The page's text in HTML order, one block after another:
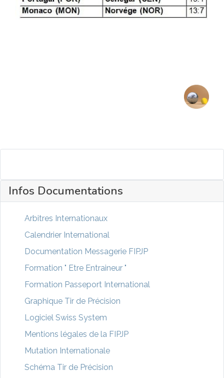
Infos Documentations
Arbitres Internationaux
Calendrier International
Documentation Messagerie FIPJP
Formation " Etre Entraineur "
Formation Passeport International
Graphique Tir de Précision
Logiciel Swiss System
Mentions légales de la FIPJP
Mutation Internationale
Schéma Tir de Précision